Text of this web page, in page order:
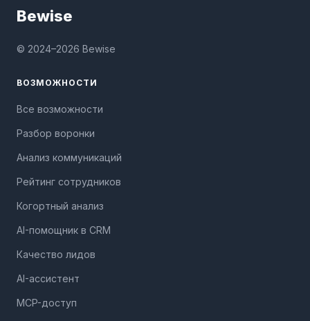
Bewise
© 2024–2026 Bewise
ВОЗМОЖНОСТИ
Все возможности
Разбор воронки
Анализ коммуникаций
Рейтинг сотрудников
Когортный анализ
AI-помощник в CRM
Качество лидов
AI-ассистент
MCP-доступ